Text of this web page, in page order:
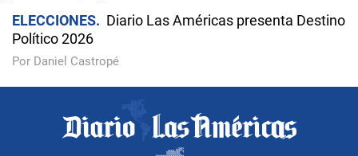
ELECCIONES
Diario Las Américas presenta Destino
Político 2026
Por Daniel Castropé